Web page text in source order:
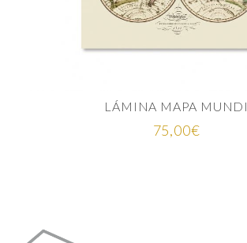
LÁMINA MAPA MUNDI
75,00€